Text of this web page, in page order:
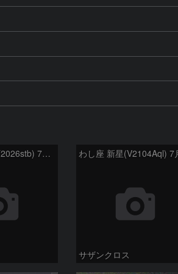
たて座 新星(AT2026stb) 7月14日 Seestar50
サザンクロス